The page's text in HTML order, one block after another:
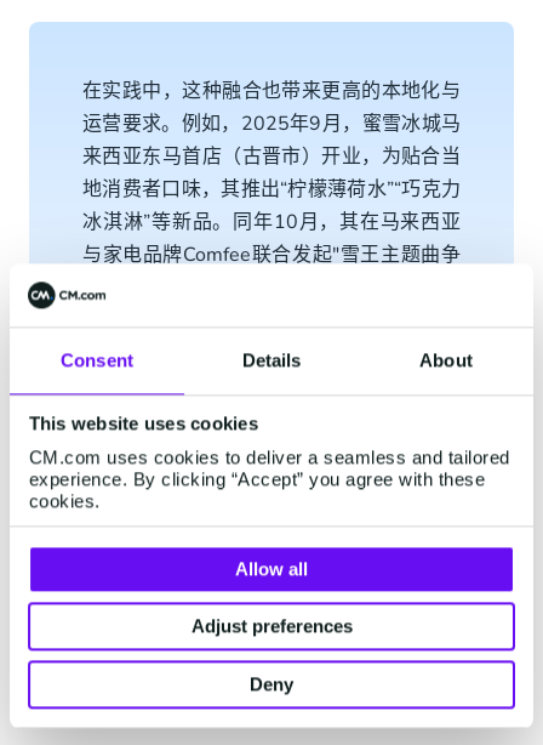
Consent Details About
This website uses cookies
CM.com uses cookies to deliver a seamless and tailored
experience. By clicking “Accept” you agree with these
cookies.
Allow all
Adjust preferences
Deny
在实践中，这种融合也带来更高的本地化与
运营要求。例如，2025年9月，蜜雪冰城马
来西亚东马首店（古晋市）开业，为贴合当
地消费者口味，其推出“柠檬薄荷水”“巧克力
冰淇淋”等新品。同年10月，其在马来西亚
与家电品牌Comfee联合发起"雪王主题曲争
霸赛"，通过线下门店唱歌挑战与线上
TikTok 主题曲 Remix 直播 battle 的联动玩
法，将门店客流、社交内容传播与品牌 IP 运
当线上内容、线下体验与社交互动被编织进同一条用户
路径后，品牌面对的已不只是“卖得更多”，而是能否在时
间、渠道、地区等维度方面，持续响应用户需求。
随着门店数量、社交内容曝光和跨平台交易同步增长，
咨询量往往呈现出非线性放大：从售前产品咨询、订单
与配送进度查询，到售后服务、活动规则解释与会员权
益确认，用户期望的是即时、连续且统一的回应体验。